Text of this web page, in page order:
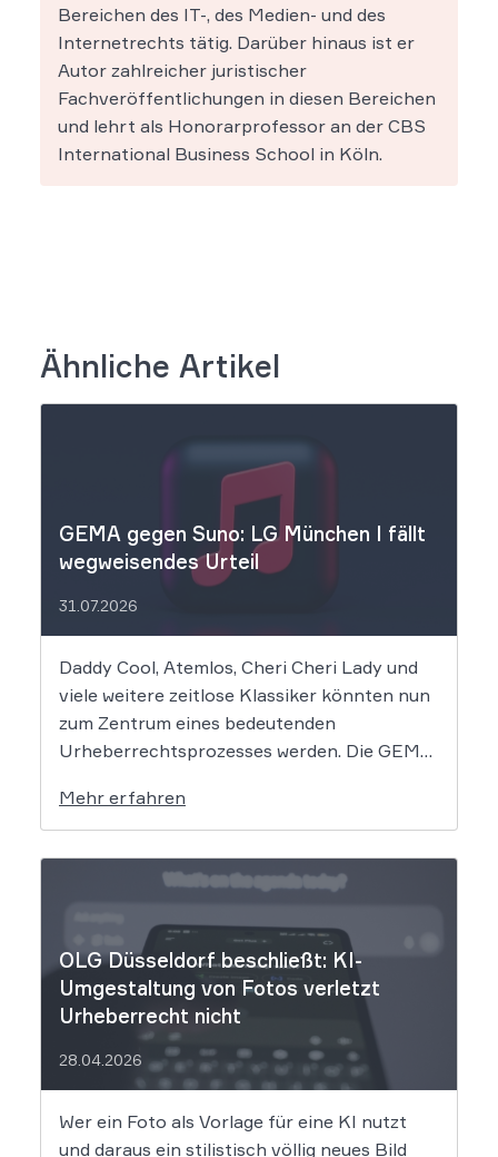
Bereichen des IT-, des Medien- und des
Internetrechts tätig. Darüber hinaus ist er
Autor zahlreicher juristischer
Fachveröffentlichungen in diesen Bereichen
und lehrt als Honorarprofessor an der CBS
International Business School in Köln.
Ähnliche Artikel
GEMA gegen Suno: LG München I fällt
wegweisendes Urteil
31.07.2026
Daddy Cool, Atemlos, Cheri Cheri Lady und
viele weitere zeitlose Klassiker könnten nun
zum Zentrum eines bedeutenden
Urheberrechtsprozesses werden. Die GEMA
will die Rechte ihrer Mitglieder verteidigen.
Dem Unternehmen hinter der populären KI-
Musik-App werden massive
Urheberrechtsverletzungen vorgeworfen.
Mehr erfahren
OLG Düsseldorf beschließt: KI-
Umgestaltung von Fotos verletzt
Urheberrecht nicht
28.04.2026
Wer ein Foto als Vorlage für eine KI nutzt
und daraus ein stilistisch völlig neues Bild